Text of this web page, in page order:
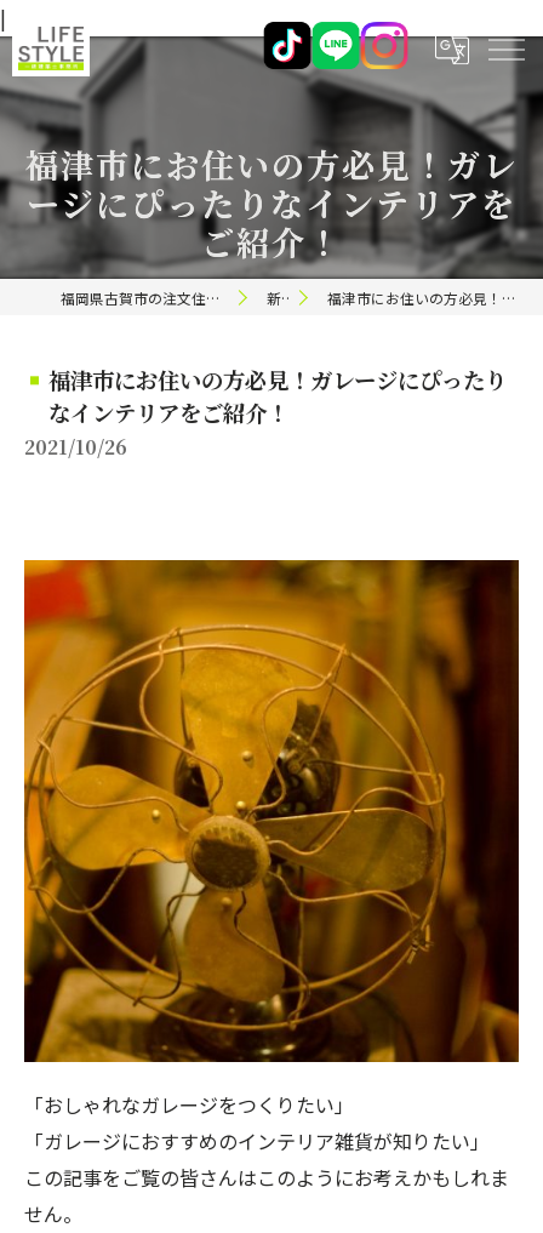
|
福津市にお住いの方必見！ガレ
ージにぴったりなインテリアを
ご紹介！
福岡県古賀市の注文住宅ならライフスタイル 一級建築士事務所 新着情報 福津市にお住いの方必見！ガレージにぴったりなインテリアをご紹介！
福津市にお住いの方必見！ガレージにぴったり
なインテリアをご紹介！
2021/10/26
「おしゃれなガレージをつくりたい」
「ガレージにおすすめのインテリア雑貨が知りたい」
この記事をご覧の皆さんはこのようにお考えかもしれま
せん。